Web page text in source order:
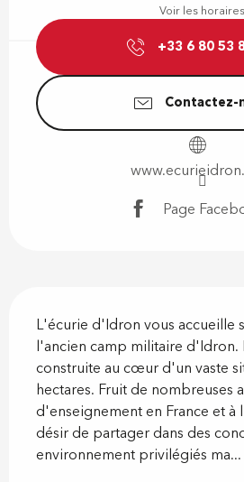
Voir les horaires
+33 6 80 53
Contactez-
Page
L'écurie d'Idron vous accueille
l'ancien camp militaire d'Idron.
construite au cœur d'un vaste
hectares. Fruit de nombreuses
d'enseignement en France et à
désir de partager dans des
environnement privilégiés ma...